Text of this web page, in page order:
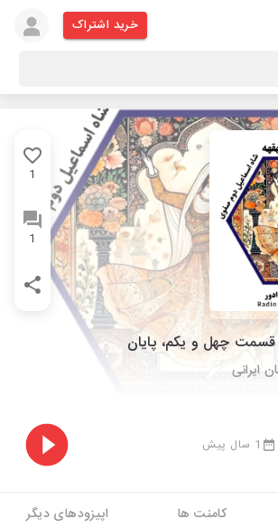
خرید اشتراک
1
1
قسمت چهل و یکم، پایان
ایرانی
1 سال پیش
کامنت ها اپیزودهای دیگر